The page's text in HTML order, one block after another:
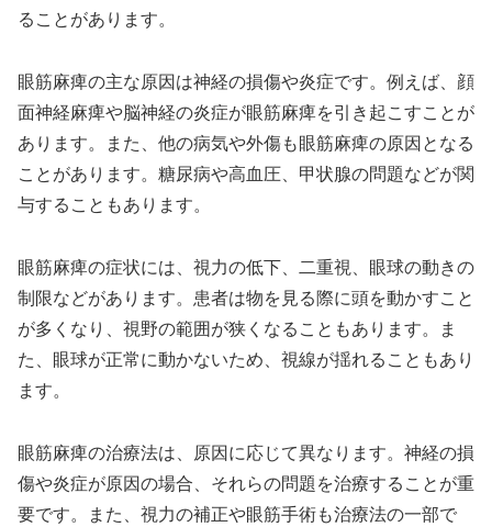
ることがあります。
眼筋麻痺の主な原因は神経の損傷や炎症です。例えば、顔
面神経麻痺や脳神経の炎症が眼筋麻痺を引き起こすことが
あります。また、他の病気や外傷も眼筋麻痺の原因となる
ことがあります。糖尿病や高血圧、甲状腺の問題などが関
与することもあります。
眼筋麻痺の症状には、視力の低下、二重視、眼球の動きの
制限などがあります。患者は物を見る際に頭を動かすこと
が多くなり、視野の範囲が狭くなることもあります。ま
た、眼球が正常に動かないため、視線が揺れることもあり
ます。
眼筋麻痺の治療法は、原因に応じて異なります。神経の損
傷や炎症が原因の場合、それらの問題を治療することが重
要です。また、視力の補正や眼筋手術も治療法の一部で